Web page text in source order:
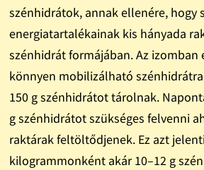
szénhidrátok, annak ellenére, hogy
energiatartalékainak kis hányada
szénhidrát formájában. Az izomban
könnyen mobilizálható
150 g szénhidrátot tárolnak.
g szénhidrátot szükséges felvenni
raktárak feltöltődjenek. Ez azt
kilogrammonként akár 10–12 g